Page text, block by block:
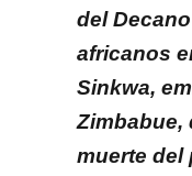
del
africanos
Sinkwa,
Zimbabue,
muerte del